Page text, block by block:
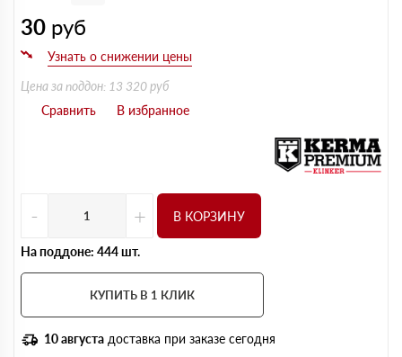
30 руб
Цена за поддон: 13 320 руб
- + В КОРЗИНУ
На поддоне: 444 шт.
КУПИТЬ В 1 КЛИК
10 августа доставка при заказе сегодня